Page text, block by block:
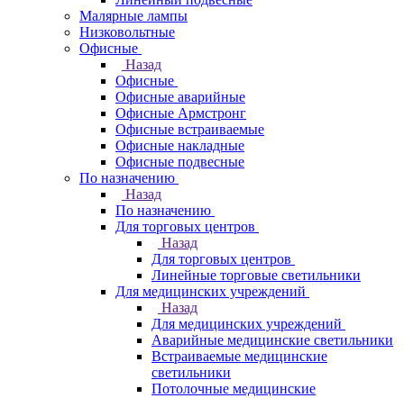
Малярные лампы
Низковольтные
Офисные
Назад
Офисные
Офисные аварийные
Офисные Армстронг
Офисные встраиваемые
Офисные накладные
Офисные подвесные
По назначению
Назад
По назначению
Для торговых центров
Назад
Для торговых центров
Линейные торговые светильники
Для медицинских учреждений
Назад
Для медицинских учреждений
Аварийные медицинские светильники
Встраиваемые медицинские
светильники
Потолочные медицинские